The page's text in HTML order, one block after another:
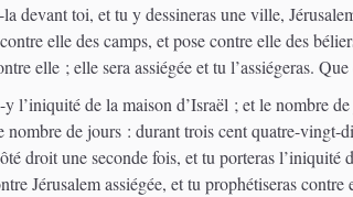
devant toi, et tu y dessineras une ville,
elle des camps, et pose contre elle des
elle ; elle sera assiégée et tu l’assiégeras.
l’iniquité de la maison d’Israël ; et le nombre
nombre de jours : durant trois cent quatre-vingt-
droit une seconde fois, et tu porteras
Jérusalem assiégée, et tu prophétiseras contre